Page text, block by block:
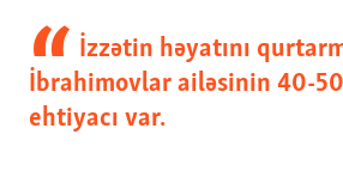
İzzətin həyatını
İbrahimovlar ailəsinin 40-
ehtiyacı var.